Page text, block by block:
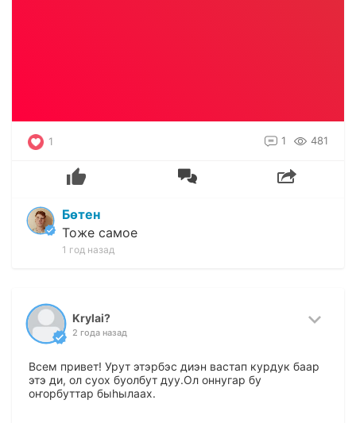
1 1 481
Бөтен
Тоже самое
1 год назад
Krylai?
2 года назад
Всем привет! Урут этэрбэс диэн вастап курдук баар
этэ ди, ол суох буолбут дуу.Ол оннугар бу
оҥорбуттар быһылаах.